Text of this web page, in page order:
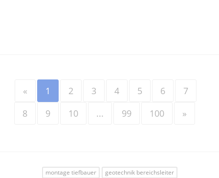
« 1 2 3 4 5 6
7
8
9 10 ... 99 100 »
montage tiefbauer geotechnik bereichsleiter